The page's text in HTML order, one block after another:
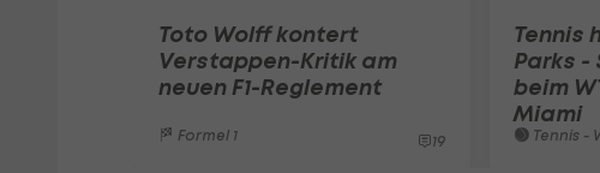
Toto Wolff kontert
Verstappen-Kritik am
neuen F1-Reglement
Formel 1 19
Tennis
Parks -
beim
Miami
Tennis -